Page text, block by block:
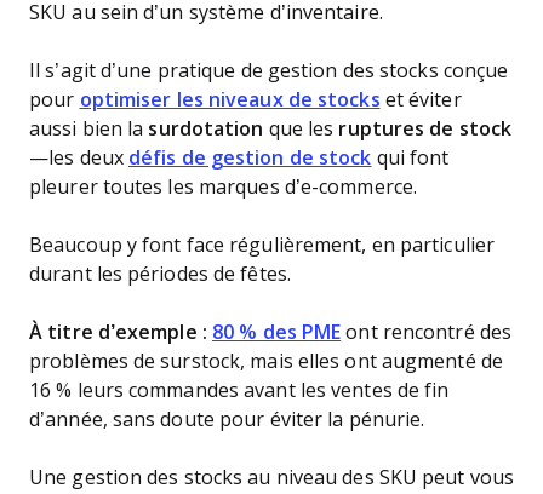
SKU au sein d’un système d’inventaire.
Il s’agit d’une pratique de gestion des stocks conçue
pour optimiser les niveaux de stocks et éviter
aussi bien la surdotation que les ruptures de stock
—les deux défis de gestion de stock qui font
pleurer toutes les marques d’e-commerce.
Beaucoup y font face régulièrement, en particulier
durant les périodes de fêtes.
À titre d’exemple : 80 % des PME ont rencontré des
problèmes de surstock, mais elles ont augmenté de
16 % leurs commandes avant les ventes de fin
d’année, sans doute pour éviter la pénurie.
Une gestion des stocks au niveau des SKU peut vous